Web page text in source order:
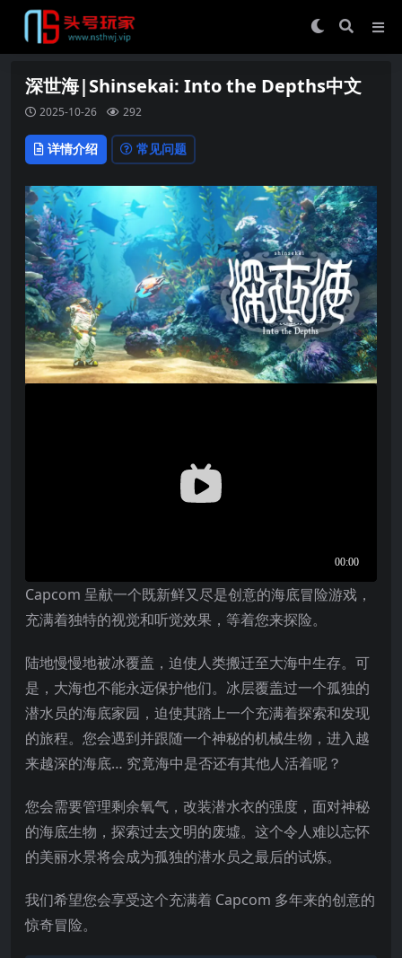
深世海|Shinsekai: Into the Depths中文
2025-10-26 292
详情介绍 常见问题
Capcom 呈献一个既新鲜又尽是创意的海底冒险游戏，
充满着独特的视觉和听觉效果，等着您来探险。
陆地慢慢地被冰覆盖，迫使人类搬迁至大海中生存。可
是，大海也不能永远保护他们。冰层覆盖过一个孤独的
潜水员的海底家园，迫使其踏上一个充满着探索和发现
的旅程。您会遇到并跟随一个神秘的机械生物，进入越
来越深的海底… 究竟海中是否还有其他人活着呢？
您会需要管理剩余氧气，改装潜水衣的强度，面对神秘
的海底生物，探索过去文明的废墟。这个令人难以忘怀
的美丽水景将会成为孤独的潜水员之最后的试炼。
我们希望您会享受这个充满着 Capcom 多年来的创意的
惊奇冒险。